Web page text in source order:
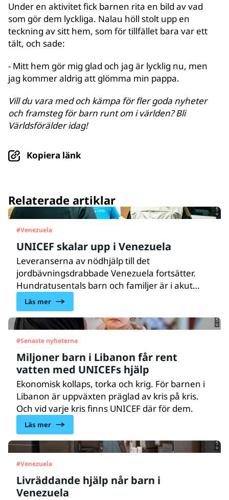
Under en aktivitet fick barnen rita en bild av vad
som gör dem lyckliga. Nalau höll stolt upp en
teckning av sitt hem, som för tillfället bara var ett
tält, och sade:
- Mitt hem gör mig glad och jag är lycklig nu, men
jag kommer aldrig att glömma min pappa.
Vill du vara med och kämpa för fler goda nyheter
och framsteg för barn runt om i världen? Bli
Världsförälder idag!
Kopiera länk
Relaterade artiklar
#Venezuela
UNICEF skalar upp i Venezuela
Leveranserna av nödhjälp till det
jordbävningsdrabbade Venezuela fortsätter.
Hundratusentals barn och familjer är i akut
behov av vård, näring, vatten, sanitet och
hygien samt psykosocialt stöd. UNICEF finns på
plats och skalar upp hjälpen till de drabbade
Läs mer
#Senaste nyheterna
Miljoner barn i Libanon får rent
vatten med UNICEFs hjälp
Ekonomisk kollaps, torka och krig. För barnen i
Libanon är uppväxten präglad av kris på kris.
Och vid varje kris finns UNICEF där för dem.
Läs mer © UNICEF/UN0876828/
#Venezuela
Livräddande hjälp når barn i
Venezuela